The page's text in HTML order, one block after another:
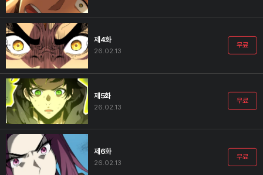
제4화
26.02.13
무료
제5화
26.02.13
무료
제6화
26.02.13
무료